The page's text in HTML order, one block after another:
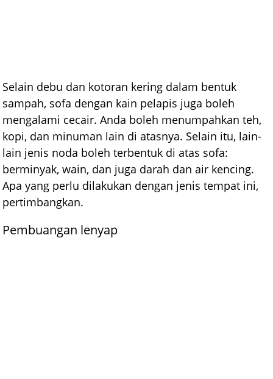
Selain debu dan kotoran kering dalam bentuk
sampah, sofa dengan kain pelapis juga boleh
mengalami cecair. Anda boleh menumpahkan teh,
kopi, dan minuman lain di atasnya. Selain itu, lain-
lain jenis noda boleh terbentuk di atas sofa:
berminyak, wain, dan juga darah dan air kencing.
Apa yang perlu dilakukan dengan jenis tempat ini,
pertimbangkan.
Pembuangan lenyap